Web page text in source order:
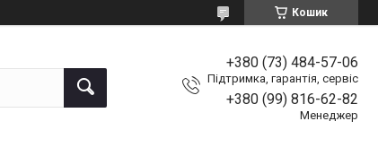
Кошик
+380 (73) 484-57-06
Підтримка, гарантія, сервіс
+380 (99) 816-62-82
Менеджер